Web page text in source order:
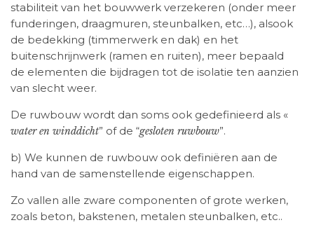
stabiliteit van het bouwwerk verzekeren (onder meer
funderingen, draagmuren, steunbalken, etc…), alsook
de bedekking (timmerwerk en dak) en het
buitenschrijnwerk (ramen en ruiten), meer bepaald
de elementen die bijdragen tot de isolatie ten aanzien
van slecht weer.
De ruwbouw wordt dan soms ook gedefinieerd als «
water en winddicht” of de “gesloten ruwbouw”.
b) We kunnen de ruwbouw ook definiëren aan de
hand van de samenstellende eigenschappen.
Zo vallen alle zware componenten of grote werken,
zoals beton, bakstenen, metalen steunbalken, etc..